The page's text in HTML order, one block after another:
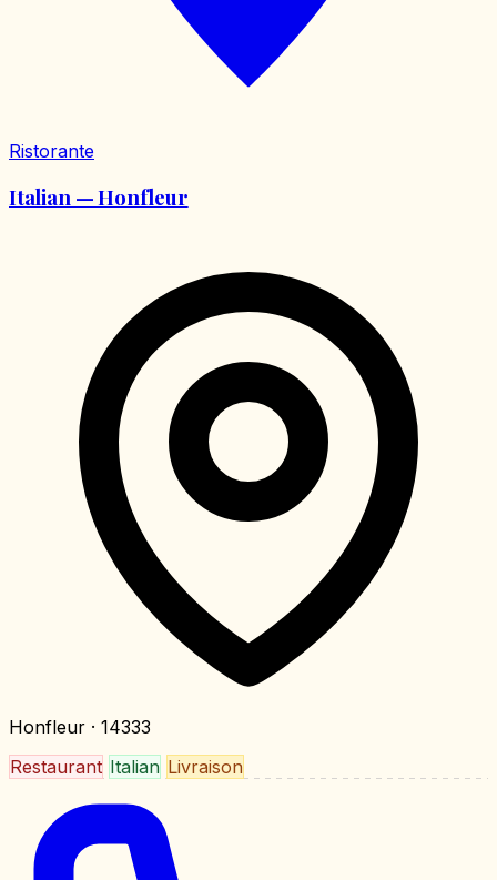
Ristorante
Italian — Honfleur
Honfleur · 14333
Restaurant Italian Livraison